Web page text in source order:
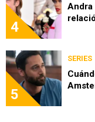
4
Andra
5
SERIES